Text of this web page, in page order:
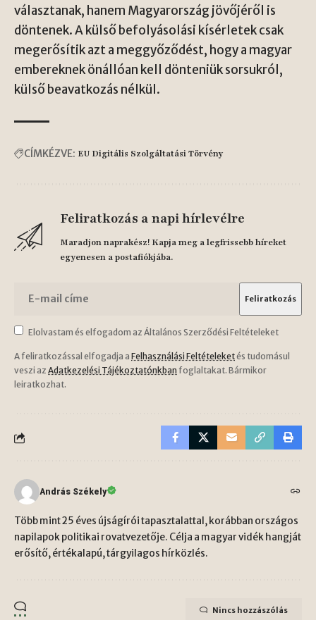
választanak, hanem Magyarország jövőjéről is
döntenek. A külső befolyásolási kísérletek csak
megerősítik azt a meggyőződést, hogy a magyar
embereknek önállóan kell dönteniük sorsukról,
külső beavatkozás nélkül.
CÍMKÉZVE: EU Digitális Szolgáltatási Törvény
Feliratkozás a napi hírlevélre
Maradjon naprakész! Kapja meg a legfrissebb híreket
egyenesen a postafiókjába.
Elolvastam és elfogadom az Általános Szerződési Feltételeket
A feliratkozással elfogadja a Felhasználási Feltételeketés tudomásul
veszi az Adatkezelési Tájékoztatónkban foglaltakat. Bármikor
leiratkozhat.
András Székely
Több mint 25 éves újságírói tapasztalattal, korábban országos
napilapok politikai rovatvezetője. Célja a magyar vidék hangját
erősítő, értékalapú, tárgyilagos hírközlés.
Nincs hozzászólás